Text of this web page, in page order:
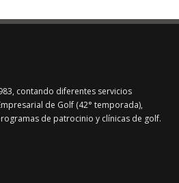
contando diferentes servicios
de Golf (42° temporada),
de patrocinio y clínicas de golf.